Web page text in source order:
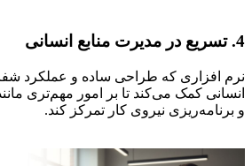
4. تسریع در مدیرت منابع انسانی
نرم افزاری که طراحی ساده و عملکرد
انسانی کمک می‌کند تا بر امور مهم‌تری
و برنامه‌ریزی نیروی کار تمرکز کند.